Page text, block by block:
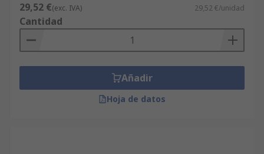
29,52 €(exc. IVA) 29,52 €/unidad
Cantidad
Añadir
Hoja de datos